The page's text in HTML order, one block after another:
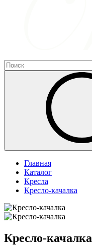
Главная
Каталог
Кресла
Кресло-качалка
Кресло-качалка